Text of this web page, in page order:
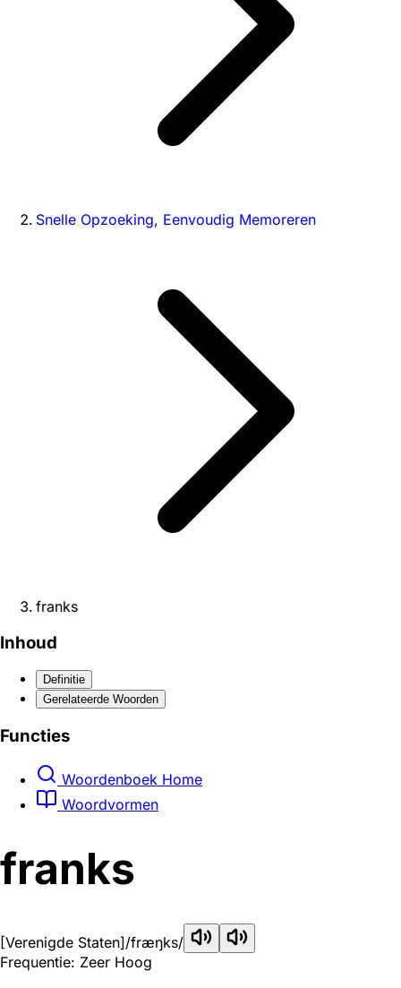
Snelle Opzoeking, Eenvoudig Memoreren
franks
Inhoud
Definitie
Gerelateerde Woorden
Functies
Woordenboek Home
Woordvormen
franks
[Verenigde Staten]/fræŋks/
Frequentie: Zeer Hoog